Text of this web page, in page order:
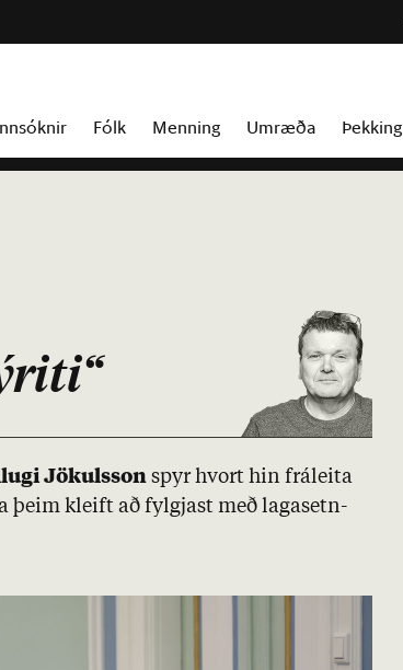
Fólk Menning Umræða Þekking
Jök­uls­son spyr hvort hin frá­leita
þeim kleift að fylgj­ast með laga­setn­